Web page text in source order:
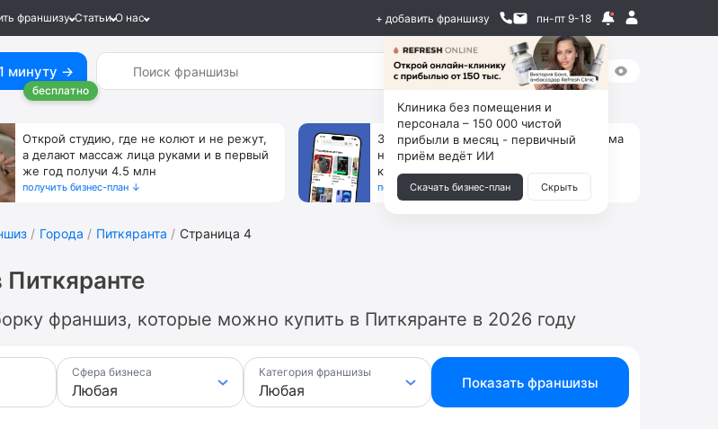
франшизу Статьи О нас + добавить франшизу пн-пт 9-18
минуту →
бесплатно
Открой студию, где не колют и не режут,
а делают массаж лица руками и в первый
же год получи 4.5 млн
получить бизнес-план ↓
За 90 тыс. открой магазин на Авито, дома
ни коробок, ни товара, ни склада, зато
каждый месяц +125 тыс. чистыми
получить бизнес-план ↓
Города Питкяранта Страница 4
франшиз, которые можно купить в Питкяранте в 2026 году
Сфера бизнеса Категория франшизы
Показать франшизы
Клиника без помещения и
персонала – 150 000 чистой
прибыли в месяц - первичный
приём ведёт ИИ
Скачать бизнес-план Скрыть